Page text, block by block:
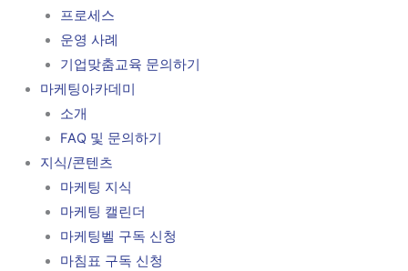
프로세스
운영 사례
기업맞춤교육 문의하기
마케팅아카데미
소개
FAQ 및 문의하기
지식/콘텐츠
마케팅 지식
마케팅 캘린더
마케팅벨 구독 신청
마침표 구독 신청